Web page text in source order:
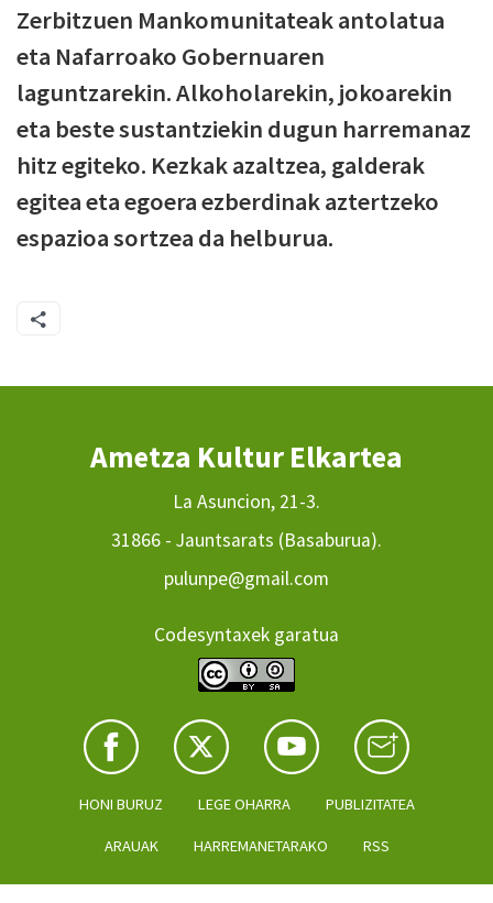
Zerbitzuen Mankomunitateak antolatua
eta Nafarroako Gobernuaren
laguntzarekin. Alkoholarekin, jokoarekin
eta beste sustantziekin dugun harremanaz
hitz egiteko. Kezkak azaltzea, galderak
egitea eta egoera ezberdinak aztertzeko
espazioa sortzea da helburua.
Ametza Kultur Elkartea
La Asuncion, 21-3.
31866 - Jauntsarats (Basaburua).
pulunpe@gmail.com
Codesyntaxek garatua
HONI BURUZ LEGE OHARRA PUBLIZITATEA
ARAUAK HARREMANETARAKO RSS